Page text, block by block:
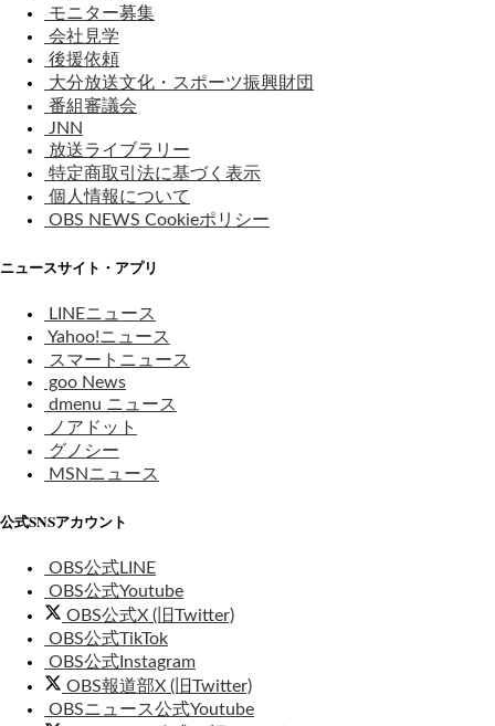
モニター募集
会社見学
後援依頼
大分放送文化・スポーツ振興財団
番組審議会
JNN
放送ライブラリー
特定商取引法に基づく表示
個人情報について
OBS NEWS Cookieポリシー
ニュースサイト・アプリ
LINEニュース
Yahoo!ニュース
スマートニュース
goo News
dmenu ニュース
ノアドット
グノシー
MSNニュース
公式SNSアカウント
OBS公式LINE
OBS公式Youtube
OBS公式X (旧Twitter)
OBS公式TikTok
OBS公式Instagram
OBS報道部X (旧Twitter)
OBSニュース公式Youtube